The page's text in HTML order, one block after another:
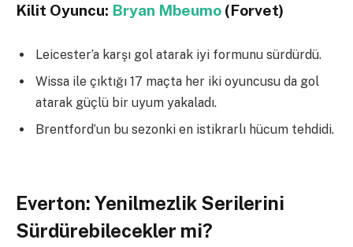
Kilit Oyuncu: Bryan Mbeumo (Forvet)
Leicester’a karşı gol atarak iyi formunu sürdürdü.
Wissa ile çıktığı 17 maçta her iki oyuncusu da gol
atarak güçlü bir uyum yakaladı.
Brentford’un bu sezonki en istikrarlı hücum tehdidi.
Everton: Yenilmezlik Serilerini
Sürdürebilecekler mi?